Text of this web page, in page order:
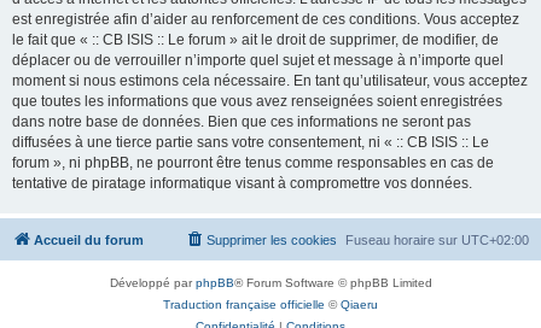
est enregistrée afin d’aider au renforcement de ces conditions. Vous acceptez
le fait que « :: CB ISIS :: Le forum » ait le droit de supprimer, de modifier, de
déplacer ou de verrouiller n’importe quel sujet et message à n’importe quel
moment si nous estimons cela nécessaire. En tant qu’utilisateur, vous acceptez
que toutes les informations que vous avez renseignées soient enregistrées
dans notre base de données. Bien que ces informations ne seront pas
diffusées à une tierce partie sans votre consentement, ni « :: CB ISIS :: Le
forum », ni phpBB, ne pourront être tenus comme responsables en cas de
tentative de piratage informatique visant à compromettre vos données.
Accueil du forum Fuseau horaire sur UTC+02:00
Supprimer les cookies
Développé parphpBB® Forum Software © phpBB Limited
Traduction française officielle ©Qiaeru